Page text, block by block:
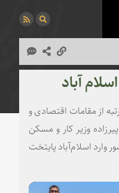
آباد
از مقامات اقتصادی و
وزیر کار و مسکن
وارد اسلام‌آباد پایتخت